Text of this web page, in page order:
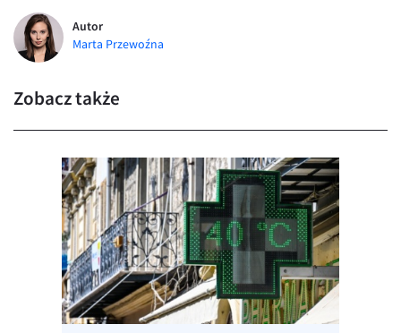
Autor
Marta Przewoźna
Zobacz także